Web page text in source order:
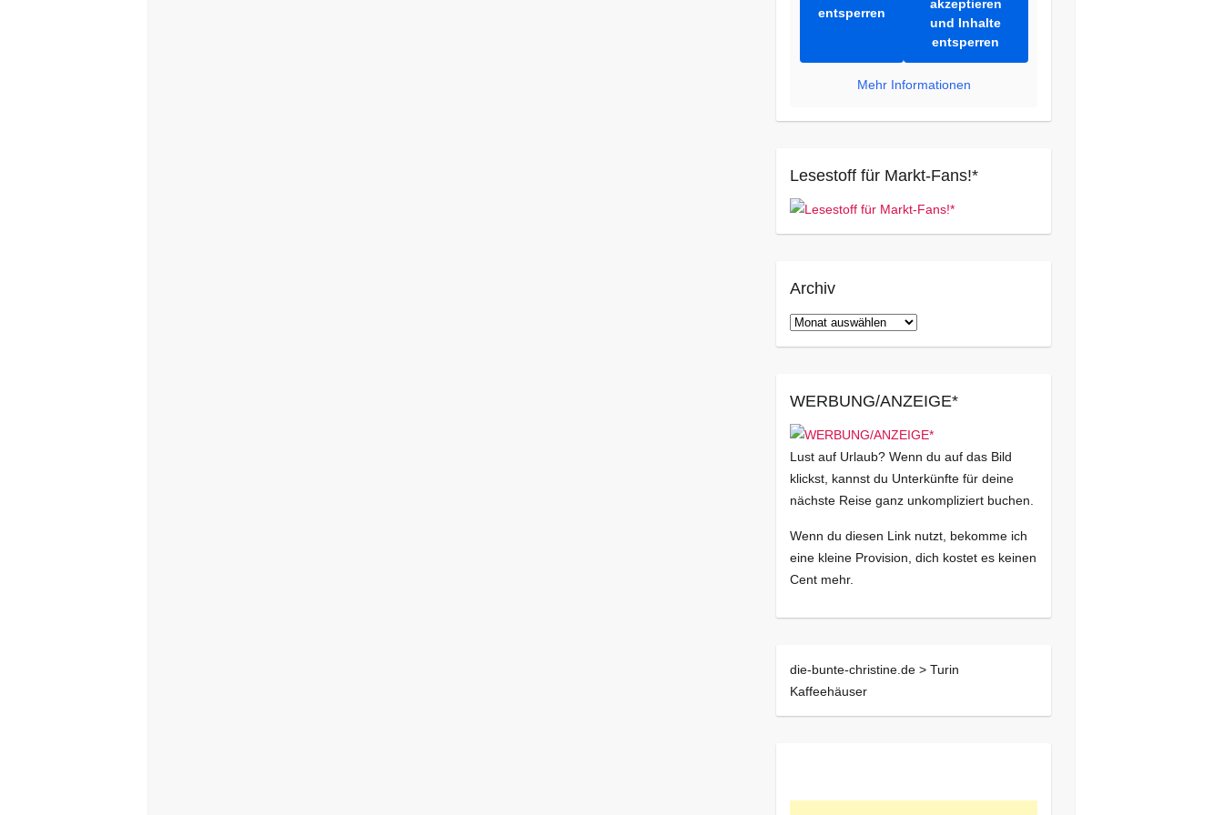
entsperren
akzeptieren
und Inhalte
entsperren
Mehr Informationen
Lesestoff für Markt-Fans!*
Archiv
Archiv
WERBUNG/ANZEIGE*
Lust auf Urlaub? Wenn du auf das Bild
klickst, kannst du Unterkünfte für deine
nächste Reise ganz unkompliziert buchen.
Wenn du diesen Link nutzt, bekomme ich
eine kleine Provision, dich kostet es keinen
Cent mehr.
die-bunte-christine.de > Turin
Kaffeehäuser